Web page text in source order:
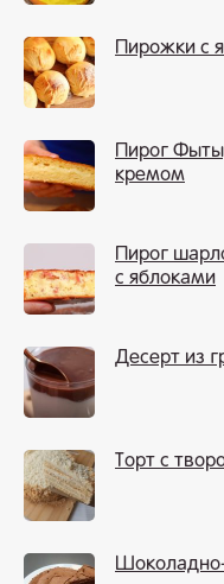
Пирожки с
Пирог
кремом
Пирог
с яблоками
Десерт из
Торт с